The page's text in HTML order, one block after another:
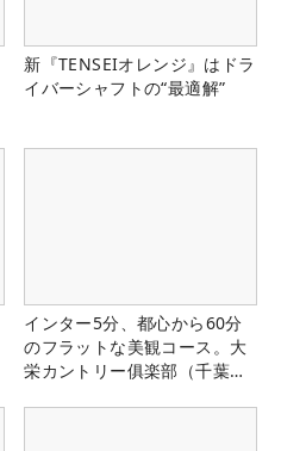
新『TENSEIオレンジ』はドラ
イバーシャフトの“最適解”
インター5分、都心から60分
のフラットな美観コース。大
栄カントリー俱楽部（千葉